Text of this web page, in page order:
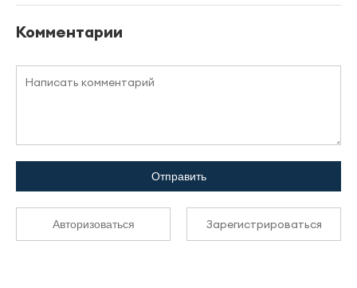
Комментарии
Отправить
Авторизоваться Зарегистрироваться